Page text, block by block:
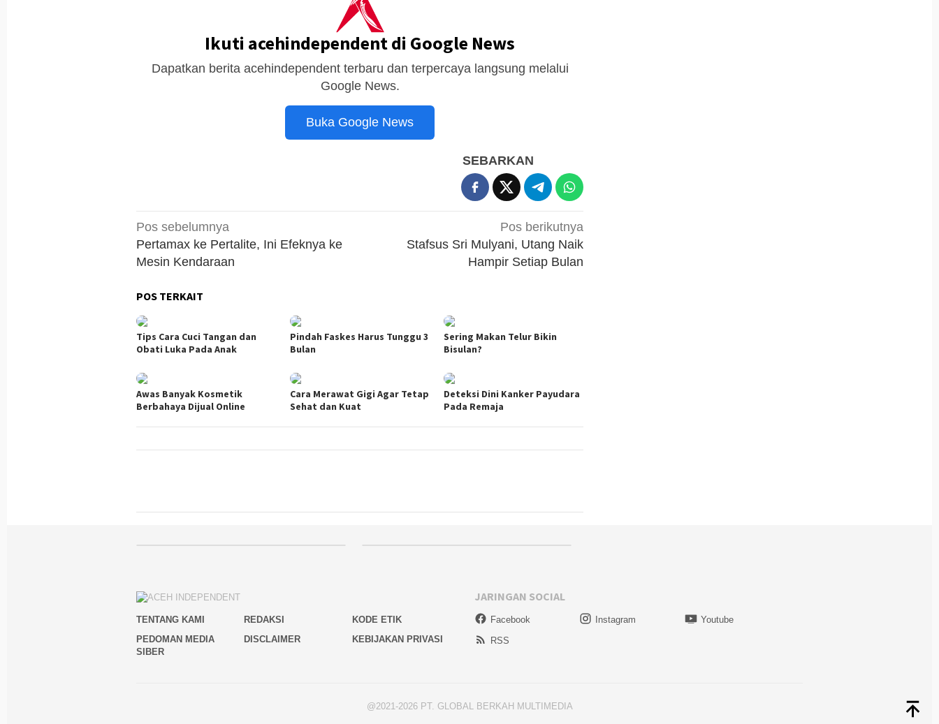
Ikuti acehindependent di Google News
Dapatkan berita acehindependent terbaru dan terpercaya langsung melalui
Google News.
Buka Google News
SEBARKAN
Navigasi
pos
Pos sebelumnya
Pertamax ke Pertalite, Ini Efeknya ke
Mesin Kendaraan
Pos berikutnya
Stafsus Sri Mulyani, Utang Naik
Hampir Setiap Bulan
POS TERKAIT
Tips Cara Cuci Tangan dan
Obati Luka Pada Anak
Pindah Faskes Harus Tunggu 3
Bulan
Sering Makan Telur Bikin
Bisulan?
Awas Banyak Kosmetik
Berbahaya Dijual Online
Cara Merawat Gigi Agar Tetap
Sehat dan Kuat
Deteksi Dini Kanker Payudara
Pada Remaja
TENTANG KAMI REDAKSI
KODE ETIK
PEDOMAN MEDIA
SIBER
DISCLAIMER KEBIJAKAN PRIVASI
JARINGAN SOCIAL
Facebook Instagram
Youtube
RSS
@2021-2026 PT. GLOBAL BERKAH MULTIMEDIA